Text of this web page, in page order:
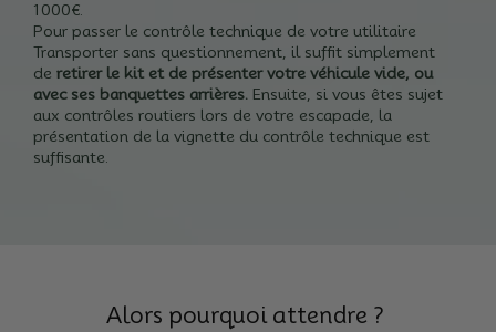
1000€.
Pour passer le contrôle technique de votre utilitaire
Transporter sans questionnement, il suffit simplement
de retirer le kit et de présenter votre véhicule vide, ou
avec ses banquettes arrières. Ensuite, si vous êtes sujet
aux contrôles routiers lors de votre escapade, la
présentation de la vignette du contrôle technique est
suffisante.
Alors pourquoi attendre ?